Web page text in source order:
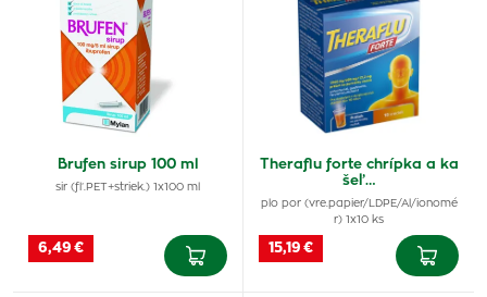
Brufen sirup 100 ml
sir (fľ.PET+striek.) 1x100 ml
6,49 €
Theraflu forte chrípka a ka
šeľ…
plo por (vre.papier/LDPE/Al/ionomé
r) 1x10 ks
15,19 €